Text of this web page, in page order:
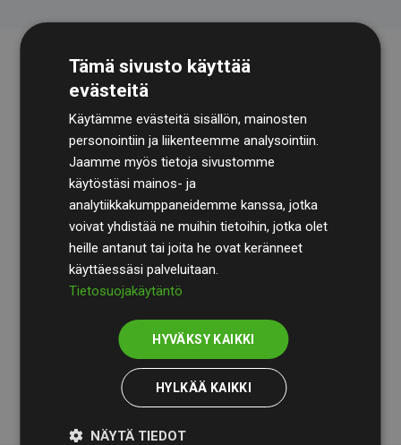
TilintarkastusyhtiöBDOkäy säännöllisesti läpi
laskelmamme ja menetelmämme varmistaakseen
läpinäkyvyyden ja luotettavuuden.
Heidän tarkastuksensa osoittavat, että investoinnit
ilmastohankkeisiin kompensoivat keskimäärin
arvioiduista CO₂-päästöistä
jäsenverkkosivustoilla –
selkeä todiste toimintatapamme todellisesta
Tämä sivusto käyttää
evästeitä
Käytämme evästeitä sisällön, mainosten
personointiin ja liikenteemme analysointiin.
Jaamme myös tietoja sivustomme
käytöstäsi mainos- ja
analytiikkakumppaneidemme kanssa, jotka
voivat yhdistää ne muihin tietoihin, jotka olet
heille antanut tai joita he ovat keränneet
käyttäessäsi palveluitaan.
Tietosuojakäytäntö
HYVÄKSY KAIKKI
HYLKÄÄ KAIKKI
NÄYTÄ TIEDOT